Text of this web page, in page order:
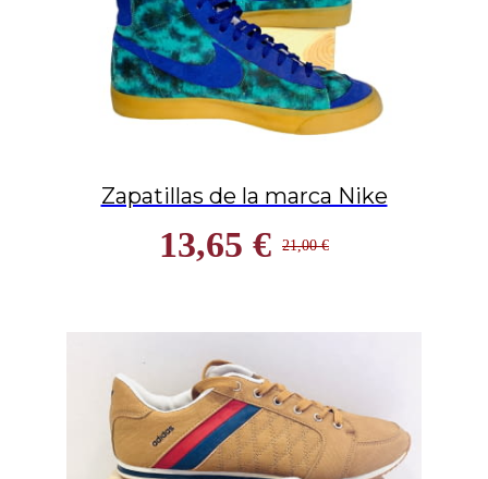
Zapatillas de la marca Nike
21,00 €
13,65 €